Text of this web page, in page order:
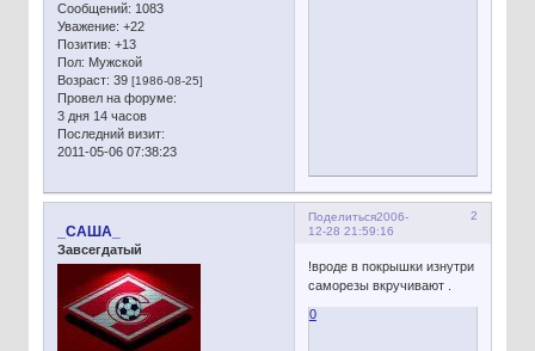
Сообщений: 1083
Уважение: +22
Позитив: +13
Пол: Мужской
Возраст: 39 [1986-08-25]
Провел на форуме:
3 дня 14 часов
Последний визит:
2011-05-06 07:38:23
Поделиться 2
2006-
12-28 21:59:16
_САША_
Завсегдатый
!вроде в покрышки изнутри
саморезы вкручивают .
0